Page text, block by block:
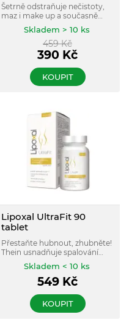
Šetrně odstraňuje nečistoty,
maz i make up a současně
pomáhá chránit přirozenou
kožní bariéru. Je vhodný pro
normální až suchou pleť a
zanechává pokožku čistou bez
pocitu vysušení.
Skladem > 10 ks
459Kč
390 Kč
KOUPIT
Lipoxal UltraFit 90
tablet
Přestaňte hubnout, zhubněte!
Thein usnadňuje spalování
tuků . Pampeliška napomáhá
odstranění přebytečné vody z
těla . Synefrin snižuje chuť k
Skladem < 10 ks
549 Kč
KOUPIT